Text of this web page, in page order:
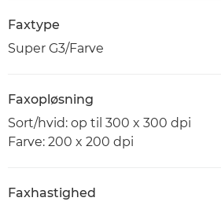
Faxtype
Super G3/Farve
Faxopløsning
Sort/hvid: op til 300 x 300 dpi
Farve: 200 x 200 dpi
Faxhastighed